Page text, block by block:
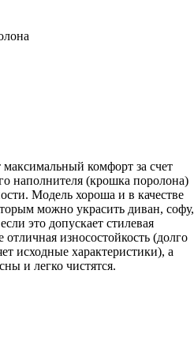
комфорт за счет
наполнителя (крошка поролона)
Модель хороша и в качестве
можно украсить диван, софу,
это допускает стилевая
износостойкость (долго
исходные характеристики), а
и легко чистятся.